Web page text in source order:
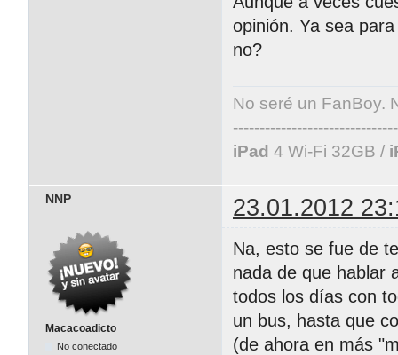
opinión. Ya sea
no?
No seré un FanBoy.
iPad 4 Wi-Fi 32GB /
NNP 23.01.2012
Macacoadicto
No conectado
Na, esto se fue de
nada de que hablar
todos los días con
un bus, hasta que
(de ahora en más